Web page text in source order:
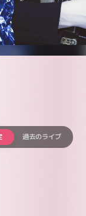
過去のライブ